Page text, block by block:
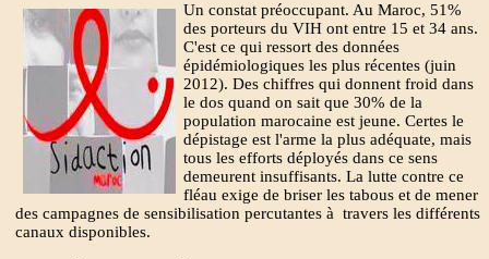
Un constat préoccupant. Au Maroc, 51%
des porteurs du VIH ont entre 15 et 34 ans.
C'est ce qui ressort des données
épidémiologiques les plus récentes (juin
2012). Des chiffres qui donnent froid dans
le dos quand on sait que 30% de la
population marocaine est jeune. Certes le
dépistage est l'arme la plus adéquate, mais
tous les efforts déployés dans ce sens
demeurent insuffisants. La lutte contre ce
fléau exige de briser les tabous et de mener
des campagnes de sensibilisation percutantes à travers les différents
canaux disponibles.